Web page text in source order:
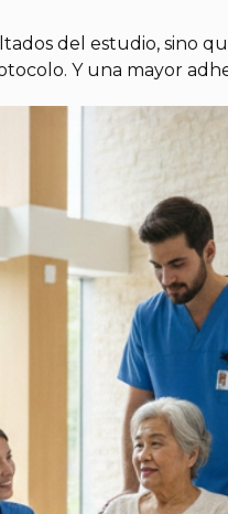
del estudio, sino
Y una mayor